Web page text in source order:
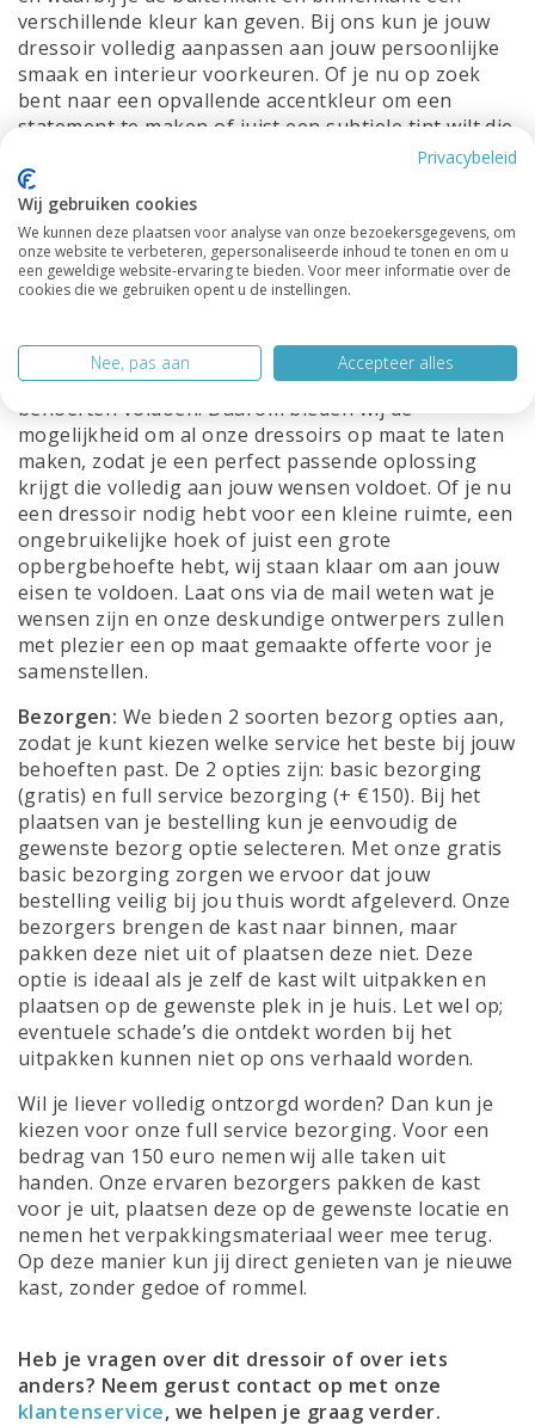
verschillende kleur kan geven. Bij ons kun je jouw
dressoir volledig aanpassen aan jouw persoonlijke
smaak en interieur voorkeuren. Of je nu op zoek
bent naar een opvallende accentkleur om een
statement te maken of juist een subtiele tint wilt die
volledig opgaat in je bestaande interieur, wij
hebben de kleur die bij jou past. Met onze
mogelijkheid om kasten te leveren in alle RAL-
kleuren, zijn de mogelijkheden eindeloos. Al onze
kasten worden zijdeglans gespoten en wij werken
alleen maar met duurzame hoogwaardige
Maatwerk: We begrijpen dat elk huis uniek is en dat
standaardmaten niet altijd aan jouw specifieke
behoeften voldoen. Daarom bieden wij de
mogelijkheid om al onze dressoirs op maat te laten
maken, zodat je een perfect passende oplossing
krijgt die volledig aan jouw wensen voldoet. Of je nu
een dressoir nodig hebt voor een kleine ruimte, een
ongebruikelijke hoek of juist een grote
opbergbehoefte hebt, wij staan klaar om aan jouw
eisen te voldoen. Laat ons via de mail weten wat je
wensen zijn en onze deskundige ontwerpers zullen
met plezier een op maat gemaakte offerte voor je
samenstellen.
Bezorgen: We bieden 2 soorten bezorg opties aan,
zodat je kunt kiezen welke service het beste bij jouw
behoeften past. De 2 opties zijn: basic bezorging
(gratis) en full service bezorging (+ €150). Bij het
plaatsen van je bestelling kun je eenvoudig de
gewenste bezorg optie selecteren. Met onze gratis
basic bezorging zorgen we ervoor dat jouw
bestelling veilig bij jou thuis wordt afgeleverd. Onze
bezorgers brengen de kast naar binnen, maar
pakken deze niet uit of plaatsen deze niet. Deze
optie is ideaal als je zelf de kast wilt uitpakken en
plaatsen op de gewenste plek in je huis. Let wel op;
eventuele schade’s die ontdekt worden bij het
uitpakken kunnen niet op ons verhaald worden.
Wil je liever volledig ontzorgd worden? Dan kun je
kiezen voor onze full service bezorging. Voor een
bedrag van 150 euro nemen wij alle taken uit
handen. Onze ervaren bezorgers pakken de kast
voor je uit, plaatsen deze op de gewenste locatie en
nemen het verpakkingsmateriaal weer mee terug.
Op deze manier kun jij direct genieten van je nieuwe
kast, zonder gedoe of rommel.
Heb je vragen over dit dressoir of over iets
anders? Neem gerust contact op met onze
klantenservice, we helpen je graag verder.
Privacybeleid
Wij gebruiken cookies
We kunnen deze plaatsen voor analyse van onze bezoekersgegevens, om
onze website te verbeteren, gepersonaliseerde inhoud te tonen en om u
een geweldige website-ervaring te bieden. Voor meer informatie over de
cookies die we gebruiken opent u de instellingen.
Nee, pas aan Accepteer alles